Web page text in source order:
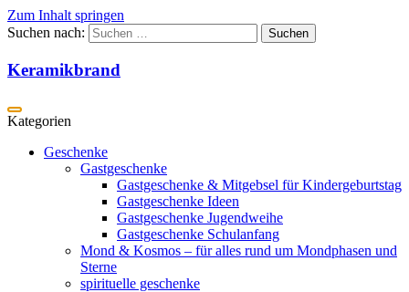
Zum Inhalt springen
Suchen nach:
Keramikbrand
Geschenke
Gastgeschenke
Gastgeschenke & Mitgebsel für Kindergeburtstag
Gastgeschenke Ideen
Gastgeschenke Jugendweihe
Gastgeschenke Schulanfang
Mond & Kosmos – für alles rund um Mondphasen und
Sterne
spirituelle geschenke